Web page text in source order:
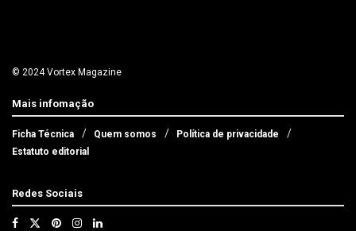
© 2024 Vortex Magazine
Mais infomação
Ficha Técnica Quem somos
Política de privacidade
Estatuto editorial
Redes Sociais